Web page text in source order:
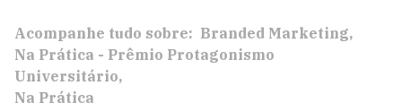
Acompanhe tudo sobre: Branded Marketing
Na Prática - Prêmio Protagonismo
Universitário
Na Prática